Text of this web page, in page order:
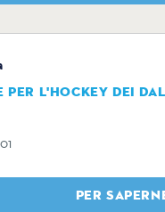
PER L'HOCKEY DEI
PER